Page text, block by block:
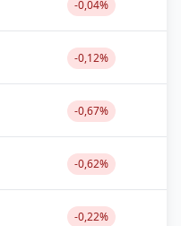
-0,04%
-0,12%
-0,67%
-0,62%
-0,22%